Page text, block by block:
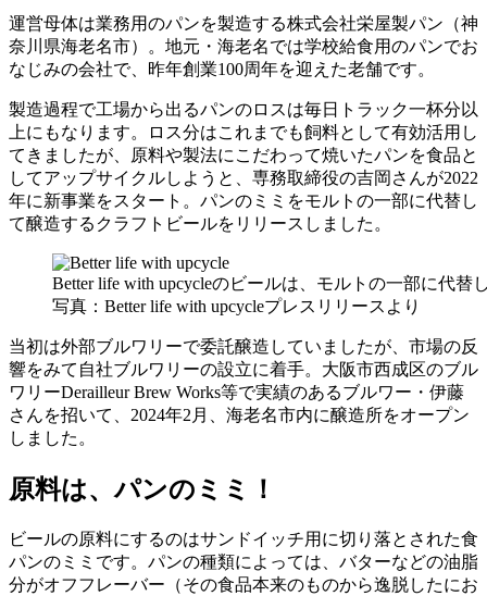
運営母体は業務用のパンを製造する株式会社栄屋製パン（神
奈川県海老名市）。地元・海老名では学校給食用のパンでお
なじみの会社で、昨年創業100周年を迎えた老舗です。
製造過程で工場から出るパンのロスは毎日トラック一杯分以
上にもなります。ロス分はこれまでも飼料として有効活用し
てきましたが、原料や製法にこだわって焼いたパンを食品と
してアップサイクルしようと、専務取締役の吉岡さんが2022
年に新事業をスタート。パンのミミをモルトの一部に代替し
て醸造するクラフトビールをリリースしました。
Better life with upcycleのビールは、モルトの一部に代替
写真：Better life with upcycleプレスリリースより
当初は外部ブルワリーで委託醸造していましたが、市場の反
響をみて自社ブルワリーの設立に着手。大阪市西成区のブル
ワリーDerailleur Brew Works等で実績のあるブルワー・伊藤
さんを招いて、2024年2月、海老名市内に醸造所をオープン
しました。
原料は、パンのミミ！
ビールの原料にするのはサンドイッチ用に切り落とされた食
パンのミミです。パンの種類によっては、バターなどの油脂
分がオフフレーバー（その食品本来のものから逸脱したにお